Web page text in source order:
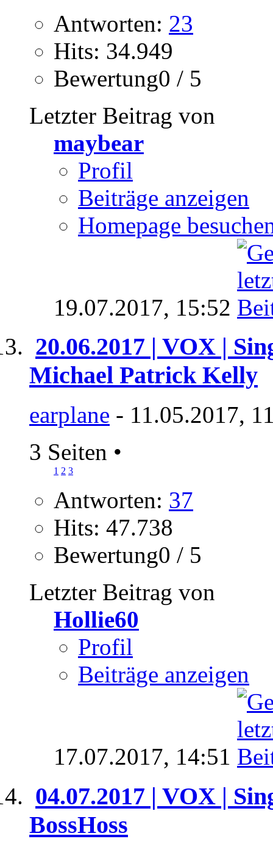
Antworten: 23
Hits: 34.949
Bewertung0 / 5
Letzter Beitrag von
maybear
Profil
Beiträge anzeigen
Homepage
19.07.2017, 15:52
20.06.2017 | VOX |
Michael Patrick Kelly
earplane - 11.05.2017,
3 Seiten •
1 2 3
Antworten: 37
Hits: 47.738
Bewertung0 / 5
Letzter Beitrag von
Hollie60
Profil
Beiträge anzeigen
17.07.2017, 14:51
04.07.2017 | VOX |
BossHoss